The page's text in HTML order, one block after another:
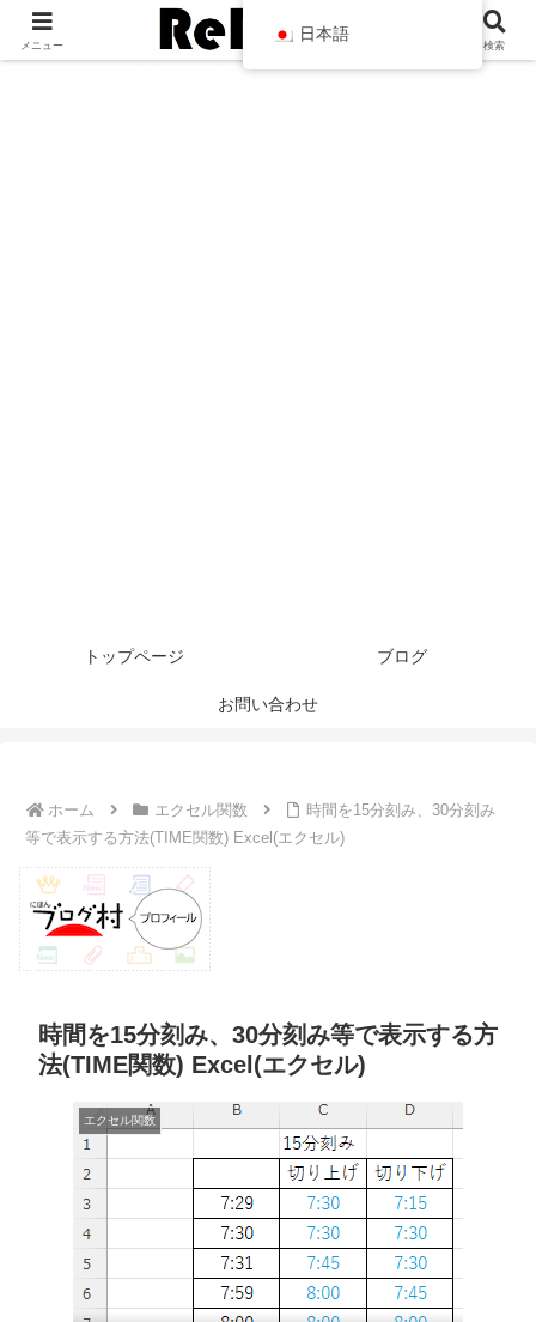
トップページ ブログ
お問い合わせ
ホーム エクセル関数
時間を15分刻み、30分刻み
等で表示する方法(TIME関数) Excel(エクセル)
時間を15分刻み、30分刻み等で表示する方
法(TIME関数) Excel(エクセル)
エクセル関数
メニュー 検索
日本語